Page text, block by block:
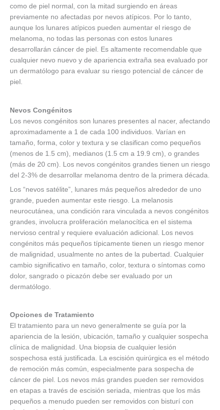
como de piel normal, con la mitad surgiendo en áreas
previamente no afectadas por nevos atípicos. Por lo tanto,
aunque los lunares atípicos pueden aumentar el riesgo de
melanoma, no todas las personas con estos lunares
desarrollarán cáncer de piel. Es altamente recomendable que
cualquier nevo nuevo y de apariencia extraña sea evaluado por
un dermatólogo para evaluar su riesgo potencial de cáncer de
piel.
Nevos Congénitos
Los nevos congénitos son lunares presentes al nacer, afectando
aproximadamente a 1 de cada 100 individuos. Varían en
tamaño, forma, color y textura y se clasifican como pequeños
(menos de 1.5 cm), medianos (1.5 cm a 19.9 cm), o grandes
(más de 20 cm). Los nevos congénitos grandes tienen un riesgo
del 2-3% de desarrollar melanoma dentro de la primera década.
Los “nevos satélite”, lunares más pequeños alrededor de uno
grande, pueden aumentar este riesgo. La melanosis
neurocutánea, una condición rara vinculada a nevos congénitos
grandes, involucra proliferación melanocítica en el sistema
nervioso central y requiere evaluación adicional. Los nevos
congénitos más pequeños típicamente tienen un riesgo menor
de malignidad, usualmente no antes de la pubertad. Cualquier
cambio significativo en tamaño, color, textura o síntomas como
dolor, sangrado o picazón debe ser evaluado por un
dermatólogo.
Opciones de Tratamiento
El tratamiento para un nevo generalmente se guía por la
apariencia de la lesión, ubicación, tamaño y cualquier sospecha
clínica de malignidad. Una biopsia de cualquier lesión
sospechosa está justificada. La escisión quirúrgica es el método
de remoción más común, especialmente para sospecha de
cáncer de piel. Los nevos más grandes pueden ser removidos
en etapas a través de escisión seriada, mientras que los más
pequeños a menudo pueden ser removidos con bisturí con